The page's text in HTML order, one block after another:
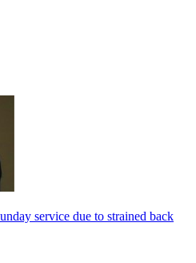
service due to strained back